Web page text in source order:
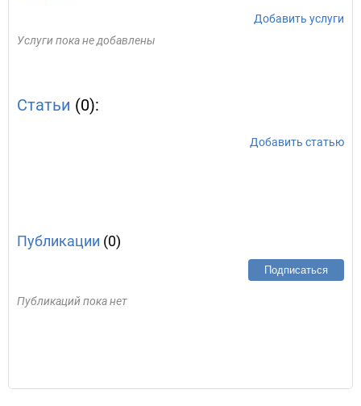
Добавить услуги
Услуги пока не добавлены
Статьи (0):
Добавить статью
Публикации (0)
Подписаться
Публикаций пока нет